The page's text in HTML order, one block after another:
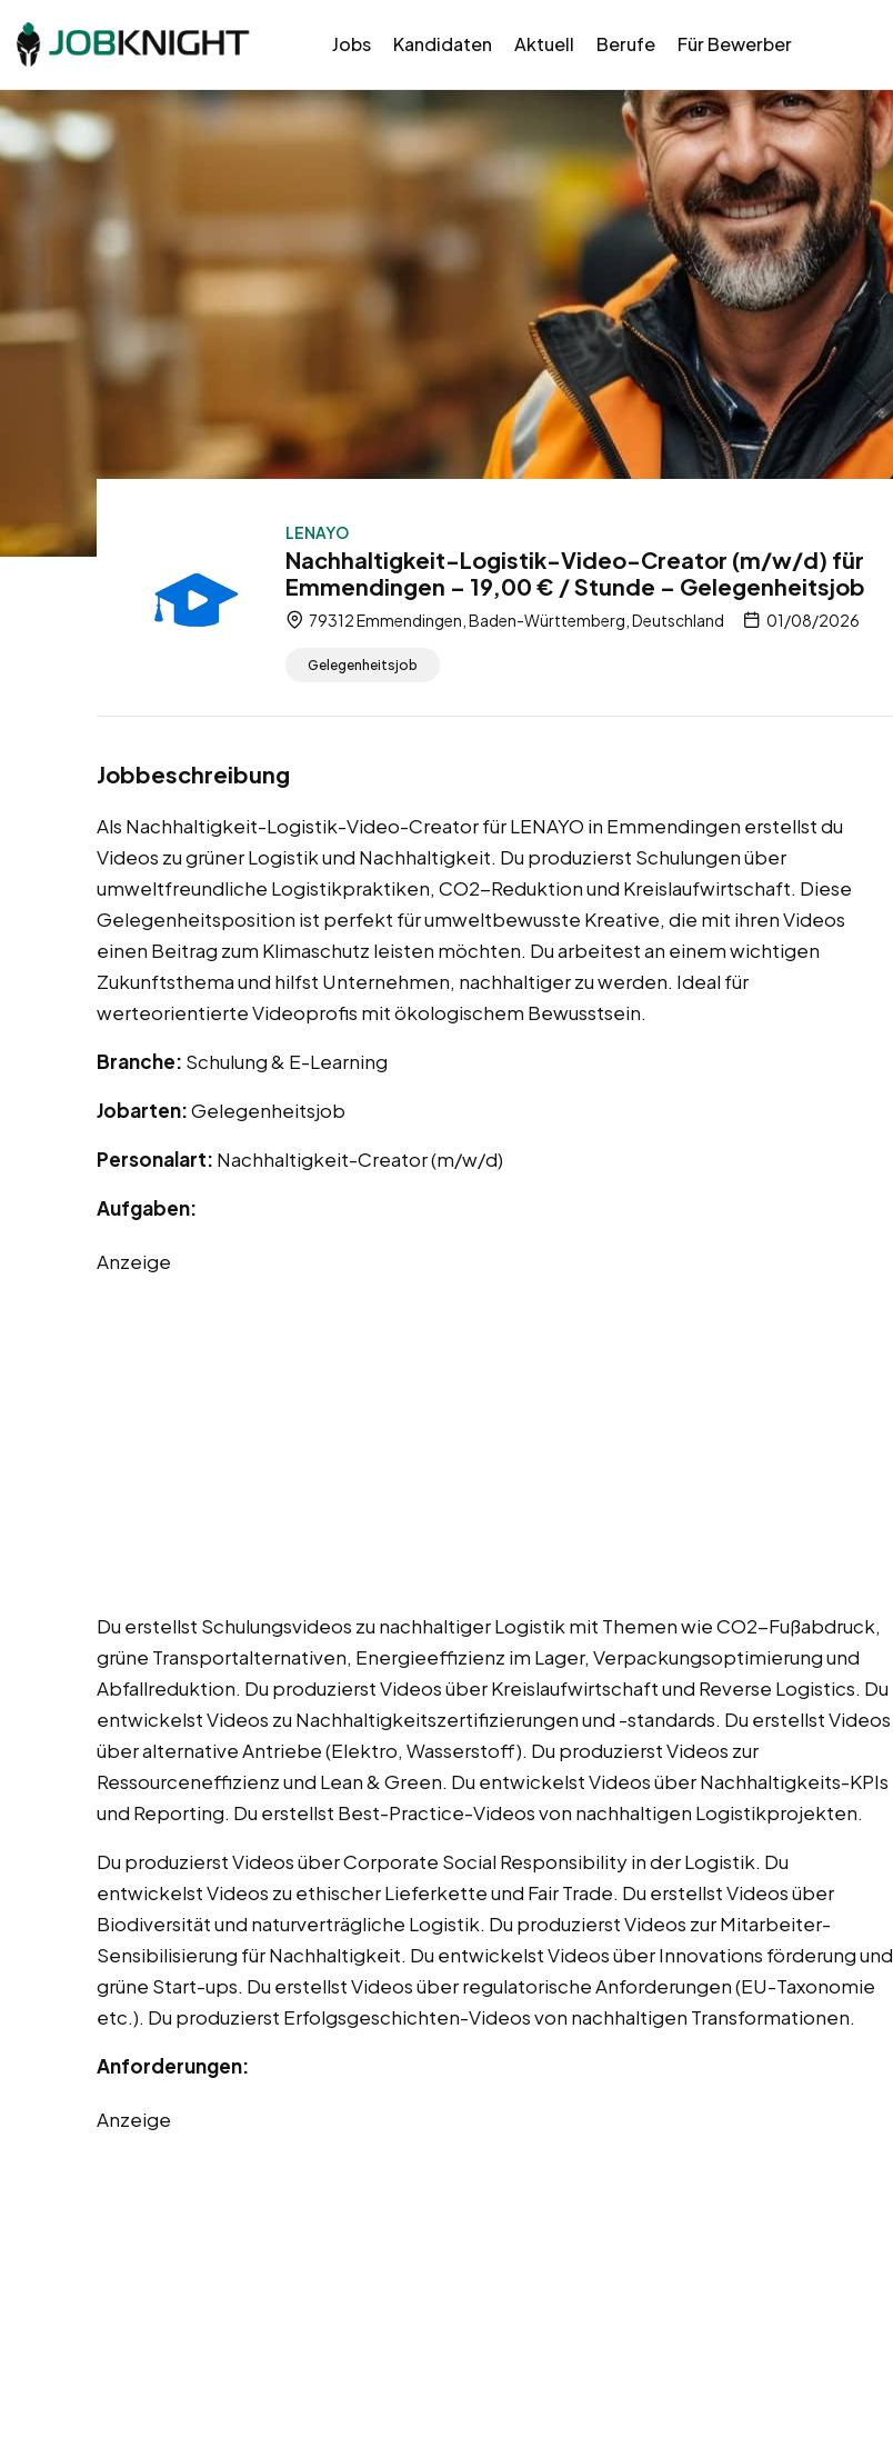
Jobs Kandidaten Aktuell Berufe Für Bewerber
LENAYO
Nachhaltigkeit-Logistik-Video-Creator (m/w/d) für
Emmendingen – 19,00 € / Stunde – Gelegenheitsjob
79312 Emmendingen, Baden-Württemberg, Deutschland 01/08/2026
Gelegenheitsjob
Jobbeschreibung
Als Nachhaltigkeit-Logistik-Video-Creator für LENAYO in Emmendingen erstellst du
Videos zu grüner Logistik und Nachhaltigkeit. Du produzierst Schulungen über
umweltfreundliche Logistikpraktiken, CO2-Reduktion und Kreislaufwirtschaft. Diese
Gelegenheitsposition ist perfekt für umweltbewusste Kreative, die mit ihren Videos
einen Beitrag zum Klimaschutz leisten möchten. Du arbeitest an einem wichtigen
Zukunftsthema und hilfst Unternehmen, nachhaltiger zu werden. Ideal für
werteorientierte Videoprofis mit ökologischem Bewusstsein.
Branche: Schulung & E-Learning
Jobarten:Gelegenheitsjob
Personalart: Nachhaltigkeit-Creator (m/w/d)
Aufgaben:
Anzeige
Du erstellst Schulungsvideos zu nachhaltiger Logistik mit Themen wie CO2-Fußabdruck,
grüne Transportalternativen, Energieeffizienz im Lager, Verpackungsoptimierung und
Abfallreduktion. Du produzierst Videos über Kreislaufwirtschaft und Reverse Logistics. Du
entwickelst Videos zu Nachhaltigkeitszertifizierungen und -standards. Du erstellst Videos
über alternative Antriebe (Elektro, Wasserstoff). Du produzierst Videos zur
Ressourceneffizienz und Lean & Green. Du entwickelst Videos über Nachhaltigkeits-KPIs
und Reporting. Du erstellst Best-Practice-Videos von nachhaltigen Logistikprojekten.
Du produzierst Videos über Corporate Social Responsibility in der Logistik. Du
entwickelst Videos zu ethischer Lieferkette und Fair Trade. Du erstellst Videos über
Biodiversität und naturverträgliche Logistik. Du produzierst Videos zur Mitarbeiter-
Sensibilisierung für Nachhaltigkeit. Du entwickelst Videos über Innovations förderung und
grüne Start-ups. Du erstellst Videos über regulatorische Anforderungen (EU-Taxonomie
etc.). Du produzierst Erfolgsgeschichten-Videos von nachhaltigen Transformationen.
Anforderungen:
Anzeige